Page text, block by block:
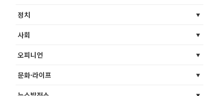
정치
사회
오피니언
문화·라이프